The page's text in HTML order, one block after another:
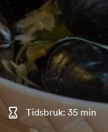
Tidsbruk: 35 min